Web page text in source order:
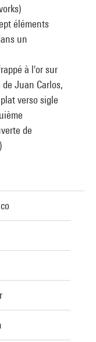
éléments
un
à l'or sur
Juan Carlos,
verso sigle
de